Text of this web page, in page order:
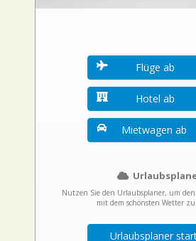
Flüge ab
Hotel ab
Mietwagen ab
Nutzen Sie den Urlaubsplaner, um
mit dem schönsten Wetter
Urlaubsplaner